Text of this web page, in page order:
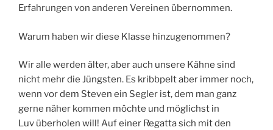
Erfahrungen von anderen Vereinen übernommen.
Warum haben wir diese Klasse hinzugenommen?
Wir alle werden älter, aber auch unsere Kähne sind
nicht mehr die Jüngsten. Es kribbpelt aber immer noch,
wenn vor dem Steven ein Segler ist, dem man ganz
gerne näher kommen möchte und möglichst in
Luv überholen will! Auf einer Regatta sich mit den